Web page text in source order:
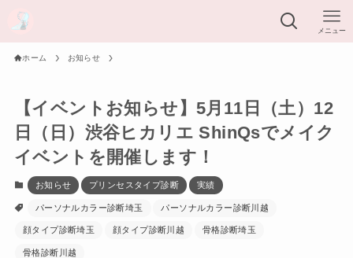
メニュー
ホーム お知らせ
【イベントお知らせ】5月11日（土）12
日（日）渋谷ヒカリエ ShinQsでメイク
イベントを開催します！
お知らせ プリンセスタイプ診断 実績
パーソナルカラー診断埼玉 パーソナルカラー診断川越
顔タイプ診断埼玉 顔タイプ診断川越 骨格診断埼玉
骨格診断川越